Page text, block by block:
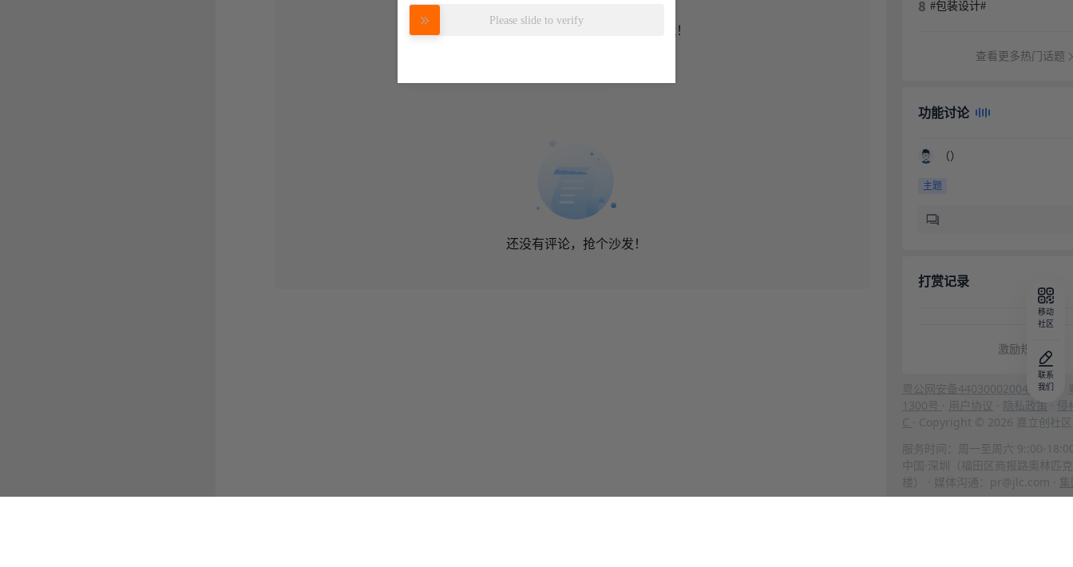
后才可以进行评论哦！
还没有评论，抢个沙发！
#包装设计#
查看更多热门话题
功能讨论
（）
主题
打赏记录
激励规则
粤公网安备44030002004666号
1300号
用户协议 隐私政策 · 侵
C
· Copyright © 2026 嘉立创社
服务时间：周一至周六 9::00-
中国·深圳（福田区商报路奥林匹
楼） · 媒体沟通：pr@jlc.com ·
移动
社区
联系
我们
Please slide to verify